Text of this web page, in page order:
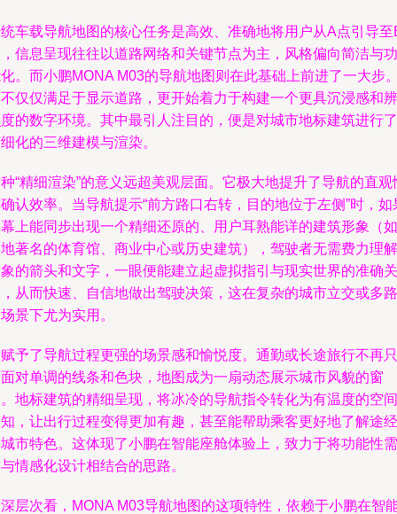
车载导航地图的核心任务是高效、准确地将用户从A点引导至
信息呈现往往以道路网络和关键节点为主，风格偏向简洁与功
。而小鹏MONA M03的导航地图则在此基础上前进了一大步
仅仅满足于显示道路，更开始着力于构建一个更具沉浸感和辨
的数字环境。其中最引人注目的，便是对城市地标建筑进行了
化的三维建模与渲染。
“精细渲染”的意义远超美观层面。它极大地提升了导航的直观
认效率。当导航提示“前方路口右转，目的地位于左侧”时，如
上能同步出现一个精细还原的、用户耳熟能详的建筑形象（如
著名的体育馆、商业中心或历史建筑），驾驶者无需费力理解
的箭头和文字，一眼便能建立起虚拟指引与现实世界的准确关
从而快速、自信地做出驾驶决策，这在复杂的城市立交或多路
景下尤为实用。
予了导航过程更强的场景感和愉悦度。通勤或长途旅行不再只
对单调的线条和色块，地图成为一扇动态展示城市风貌的窗
地标建筑的精细呈现，将冰冷的导航指令转化为有温度的空间
，让出行过程变得更加有趣，甚至能帮助乘客更好地了解途经
市特色。这体现了小鹏在智能座舱体验上，致力于将功能性需
情感化设计相结合的思路。
层次看，MONA M03导航地图的这项特性，依赖于小鹏在智